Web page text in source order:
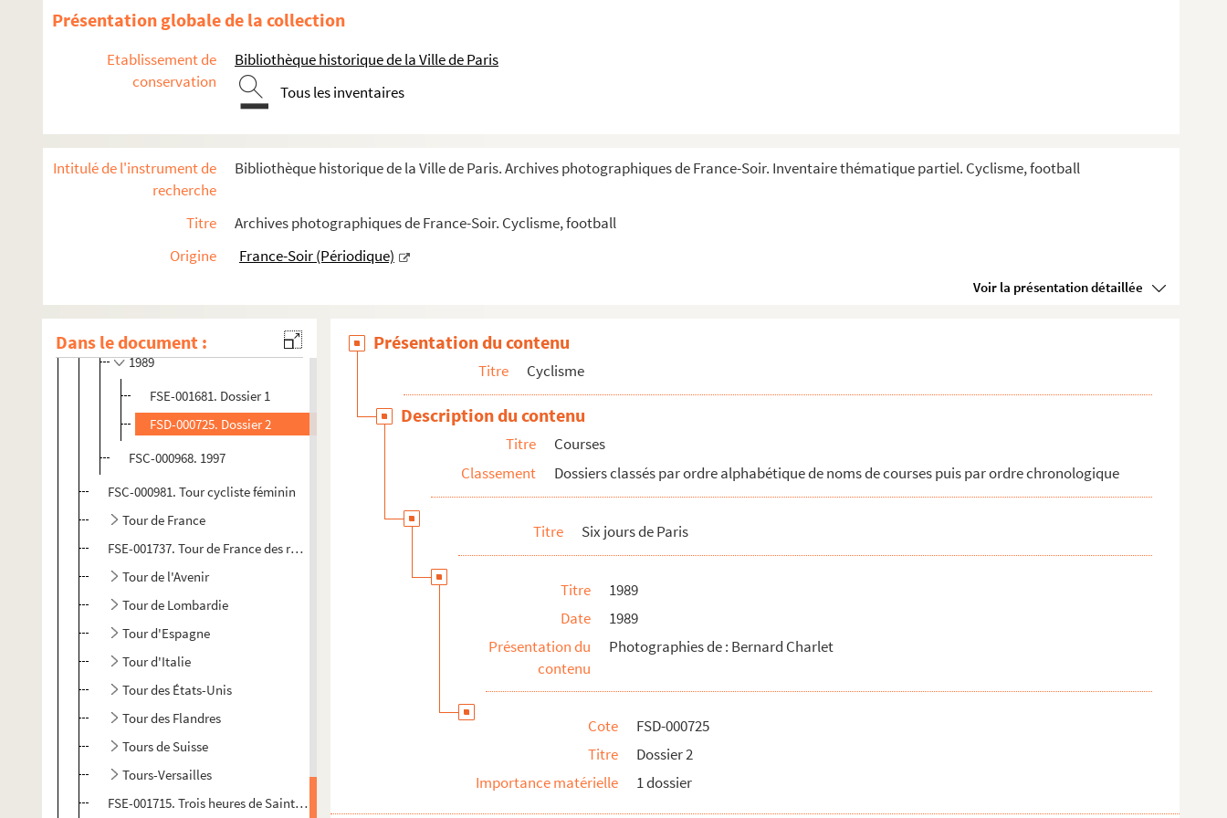
Présentation globale de la collection
Etablissement de
conservation
Bibliothèque historique de la Ville de Paris
Tous les inventaires
Intitulé de l'instrument de
recherche
Bibliothèque historique de la Ville de Paris. Archives photographiques de France-Soir. Inventaire thématique partiel. Cyclisme, football
Titre
Archives photographiques de France-Soir. Cyclisme, football
Origine
France-Soir (Périodique)
Voir la présentation détaillée
Dans le document :
Paris-Nice
FSE-001674. Ronde Nivernaise
FSE-001675. Roue d'Or
FSE-001676. Six jours de Grenoble
Six jours de Paris
FSE-001677. 1984
FSE-001679. 1986
FSE-001680. 1988
1989
FSE-001681. Dossier 1
FSD-000725. Dossier 2
FSC-000968. 1997
FSC-000981. Tour cycliste féminin
Tour de France
FSE-001737. Tour de France des retraités
Tour de l'Avenir
Tour de Lombardie
Tour d'Espagne
Tour d'Italie
Tour des États-Unis
Tour des Flandres
Tours de Suisse
Tours-Versailles
FSE-001715. Trois heures de Saint-Cloud
Présentation du contenu
Titre Cyclisme
Description du contenu
Titre
Courses
Classement
Dossiers classés par ordre alphabétique de noms de courses puis par ordre chronologique
Titre Six jours de Paris
Titre
1989
Date
1989
Présentation du
contenu
Photographies de : Bernard Charlet
Cote
FSD-000725
Titre
Dossier 2
Importance matérielle
1 dossier